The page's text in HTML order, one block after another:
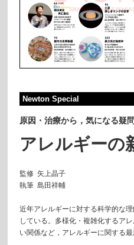
Newton Special
原因・治療から，気になる疑
アレルギーの
監修 矢上晶子
執筆 島田祥輔
近年アレルギーに対する科学的な
している。多様化・複雑化するア
い関係など，アレルギーに関する最